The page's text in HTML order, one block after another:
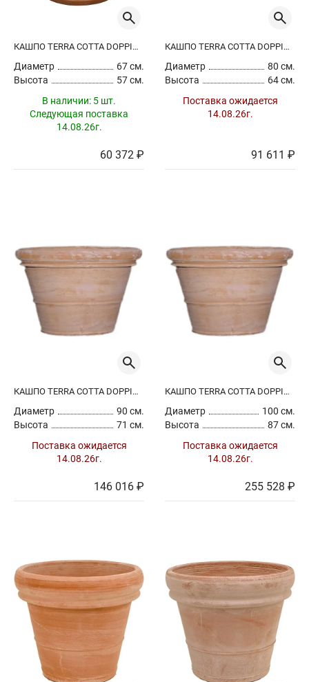
КАШПО TERRA COTTA DOPPIO BORDO (HANDMADE)
Диаметр
67 см.
Высота
57 см.
В наличии: 5 шт.
Следующая поставка
14.08.26г.
60 372 ₽
КАШПО TERRA COTTA DOPPIO BORDO (HANDMADE)
Диаметр
80 см.
Высота
64 см.
Поставка ожидается
14.08.26г.
91 611 ₽
КАШПО TERRA COTTA DOPPIO BORDO (HANDMADE)
Диаметр
90 см.
Высота
71 см.
Поставка ожидается
14.08.26г.
146 016 ₽
КАШПО TERRA COTTA DOPPIO BORDO (HANDMADE)
Диаметр
100 см.
Высота
87 см.
Поставка ожидается
14.08.26г.
255 528 ₽